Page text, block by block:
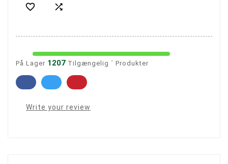
 
På Lager 1207 Tilgængelig ´ Produkter
Write your review